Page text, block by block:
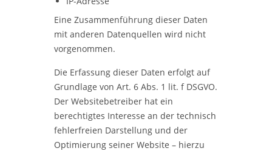
Eine Zusammenführung dieser Daten
mit anderen Datenquellen wird nicht
vorgenommen.
Die Erfassung dieser Daten erfolgt auf
Grundlage von Art. 6 Abs. 1 lit. f DSGVO.
Der Websitebetreiber hat ein
berechtigtes Interesse an der technisch
fehlerfreien Darstellung und der
Optimierung seiner Website – hierzu